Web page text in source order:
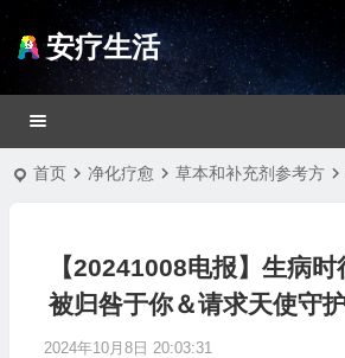
安疗生活
首页 净化疗愈 草本和补充剂参考方
【20241008电报】生病
被归咎于你＆请求天使守
2024年10月8日 20:03:31